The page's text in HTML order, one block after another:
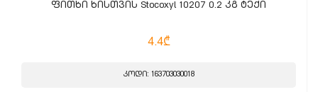
ფითხი ხისთვის Stocoxyl 10207 0.2 კგ ტექი
4.4₾
კოდი: 163703030018